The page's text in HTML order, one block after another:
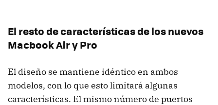
El resto de características de los nuevos
Macbook Air y Pro
El diseño se mantiene idéntico en ambos
modelos, con lo que esto limitará algunas
características. El mismo número de puertos